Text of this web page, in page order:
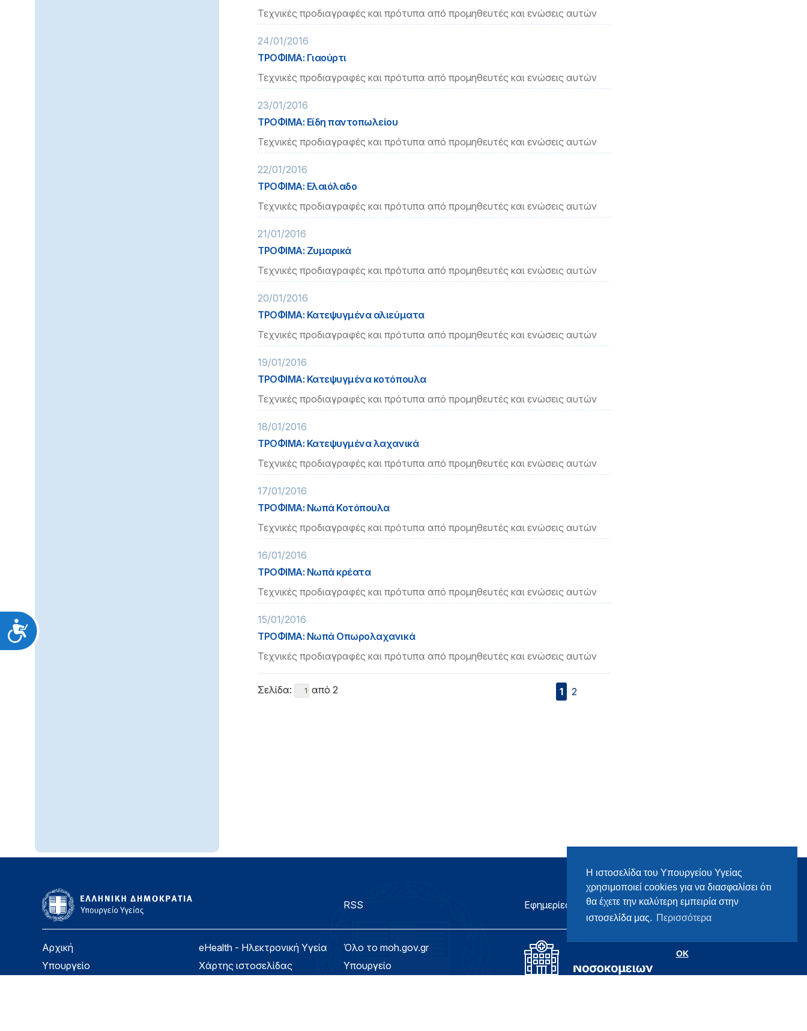
Η ιστοσελίδα του Υπουργείου Υγείας
χρησιμοποιεί cookies για να διασφαλίσει ότι
θα έχετε την καλύτερη εμπειρία στην
ιστοσελίδα μας. Περισσότερα
OK
Προσιτότητα
Τεχνικές προδιαγραφές και πρότυπα από προμηθευτές και ενώσεις αυτών
24/01/2016
ΤΡΟΦΙΜΑ: Γιαούρτι
Τεχνικές προδιαγραφές και πρότυπα από προμηθευτές και ενώσεις αυτών
23/01/2016
ΤΡΟΦΙΜΑ: Είδη παντοπωλείου
Τεχνικές προδιαγραφές και πρότυπα από προμηθευτές και ενώσεις αυτών
22/01/2016
ΤΡΟΦΙΜΑ: Ελαιόλαδο
Τεχνικές προδιαγραφές και πρότυπα από προμηθευτές και ενώσεις αυτών
21/01/2016
ΤΡΟΦΙΜΑ: Ζυμαρικά
Τεχνικές προδιαγραφές και πρότυπα από προμηθευτές και ενώσεις αυτών
20/01/2016
ΤΡΟΦΙΜΑ: Κατεψυγμένα αλιεύματα
Τεχνικές προδιαγραφές και πρότυπα από προμηθευτές και ενώσεις αυτών
19/01/2016
ΤΡΟΦΙΜΑ: Κατεψυγμένα κοτόπουλα
Τεχνικές προδιαγραφές και πρότυπα από προμηθευτές και ενώσεις αυτών
18/01/2016
ΤΡΟΦΙΜΑ: Κατεψυγμένα λαχανικά
Τεχνικές προδιαγραφές και πρότυπα από προμηθευτές και ενώσεις αυτών
17/01/2016
ΤΡΟΦΙΜΑ: Νωπά Κοτόπουλα
Τεχνικές προδιαγραφές και πρότυπα από προμηθευτές και ενώσεις αυτών
16/01/2016
ΤΡΟΦΙΜΑ: Νωπά κρέατα
Τεχνικές προδιαγραφές και πρότυπα από προμηθευτές και ενώσεις αυτών
15/01/2016
ΤΡΟΦΙΜΑ: Νωπά Οπωρολαχανικά
Τεχνικές προδιαγραφές και πρότυπα από προμηθευτές και ενώσεις αυτών
Σελίδα: από 2 1 2
Αρχική
Υπουργείο
eHealth - Ηλεκτρονική Υγεία
Χάρτης ιστοσελίδας
RSS
Όλο το moh.gov.gr
Υπουργείο
Εφημερίες